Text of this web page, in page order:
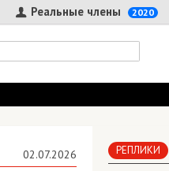
Реальные члены 2020
02.07.2026 РЕПЛИКИ